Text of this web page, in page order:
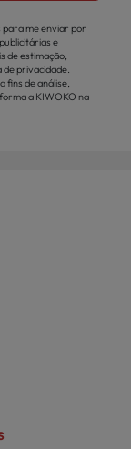
para me enviar por
e
de estimação,
privacidade.
fins de análise,
a KIWOKO na